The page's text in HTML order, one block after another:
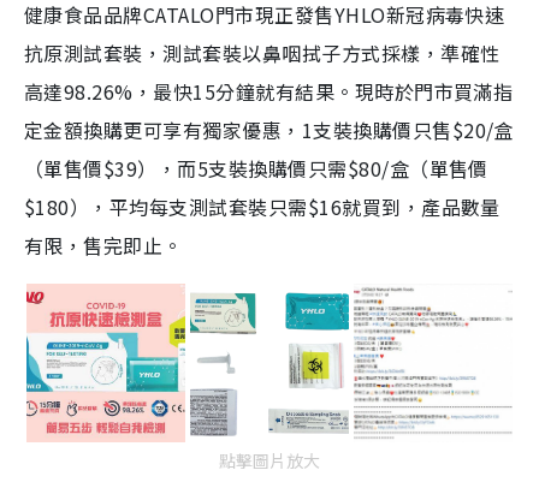
健康食品品牌CATALO門市現正發售YHLO新冠病毒快速
抗原測試套裝，測試套裝以鼻咽拭子方式採樣，準確性
高達98.26%，最快15分鐘就有結果。現時於門市買滿指
定金額換購更可享有獨家優惠，1支裝換購價只售$20/盒
（單售價$39），而5支裝換購價只需$80/盒（單售價
$180），平均每支測試套裝只需$16就買到，產品數量
有限，售完即止。
點擊圖片放大